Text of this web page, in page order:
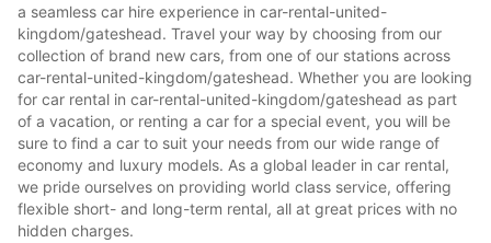
a seamless car hire experience in car-rental-united-
kingdom/gateshead. Travel your way by choosing from our
collection of brand new cars, from one of our stations across
car-rental-united-kingdom/gateshead. Whether you are looking
for car rental in car-rental-united-kingdom/gateshead as part
of a vacation, or renting a car for a special event, you will be
sure to find a car to suit your needs from our wide range of
economy and luxury models. As a global leader in car rental,
we pride ourselves on providing world class service, offering
flexible short- and long-term rental, all at great prices with no
hidden charges.